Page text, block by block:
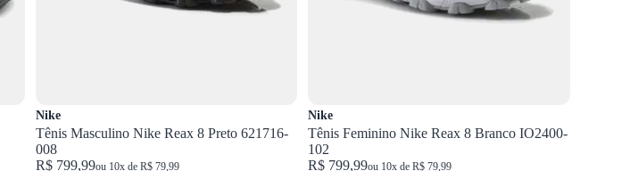
Nike
Tênis Masculino Nike Reax 8 Preto 621716-
008
R$ 799,99ou 10x de R$ 79,99
Nike
Tênis Feminino Nike Reax 8 Branco IO2400-
102
R$ 799,99ou 10x de R$ 79,99